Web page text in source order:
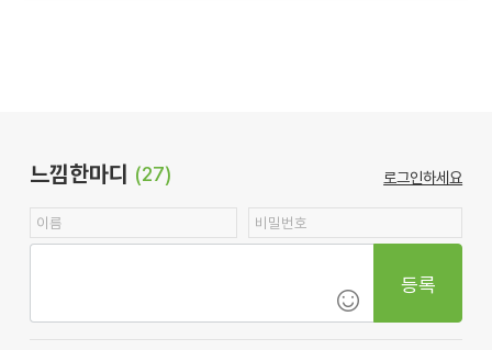
느낌한마디 (27) 로그인하세요
등록